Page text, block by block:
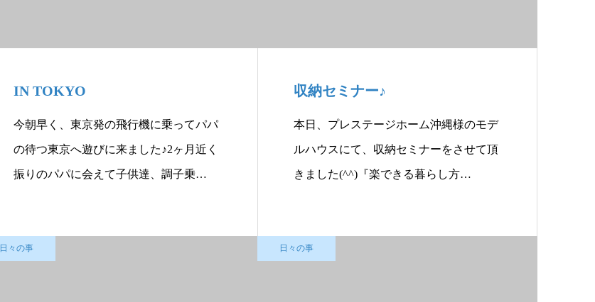
IN TOKYO
今朝早く、東京発の飛行機に乗ってパパ
の待つ東京へ遊びに来ました♪2ヶ月近く
振りのパパに会えて子供達、調子乗…
収納セミナー♪
本日、プレステージホーム沖縄様のモデ
ルハウスにて、収納セミナーをさせて頂
きました(^^)『楽できる暮らし方…
日々の事 日々の事